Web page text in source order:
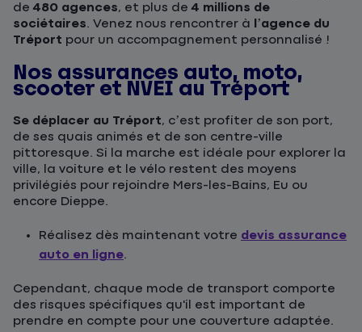
de 480 agences, et plus de 4 millions de
sociétaires. Venez nous rencontrer à l’agence du
Tréport pour un accompagnement personnalisé !
Nos assurances auto, moto,
scooter et NVEI au Tréport
Se déplacer au Tréport, c’est profiter de son port,
de ses quais animés et de son centre-ville
pittoresque. Si la marche est idéale pour explorer la
ville, la voiture et le vélo restent des moyens
privilégiés pour rejoindre Mers-les-Bains, Eu ou
encore Dieppe.
Réalisez dès maintenant votre devis assurance
auto en ligne.
Cependant, chaque mode de transport comporte
des risques spécifiques qu'il est important de
prendre en compte pour une couverture adaptée.